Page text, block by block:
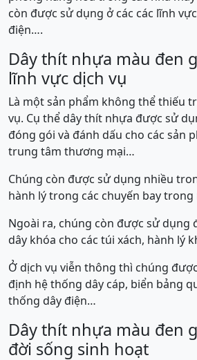
còn được sử dụng ở các các lĩnh
điện….
Dây thít nhựa màu đen
lĩnh vực dịch vụ
Là một sản phẩm không thể thiếu
vụ. Cụ thể dây thít nhựa được sử
đóng gói và đánh dấu cho các sản
trung tâm thương mại…
Chúng còn được sử dụng nhiều
hành lý trong các chuyến bay trong
Ngoài ra, chúng còn được sử dụng
dây khóa cho các túi xách, hành lý
Ở dịch vụ viễn thông thì chúng
định hệ thống dây cáp, biển bảng
thống dây điện…
Dây thít nhựa màu đen
đời sống sinh hoạt